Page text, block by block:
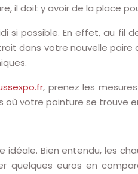
il doit y avoir de la place
si possible. En effet, au fil
dans votre nouvelle
, prenez les
où votre pointure se trouve
Bien entendu, les
quelques euros en